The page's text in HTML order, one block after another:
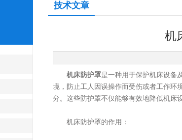
技术文章
机
机床防护罩是一种用于保护机床设备
境，防止工人因误操作而受伤或者工作环
分。这些防护罩不仅能够有效地降低机床
机床防护罩的作用：